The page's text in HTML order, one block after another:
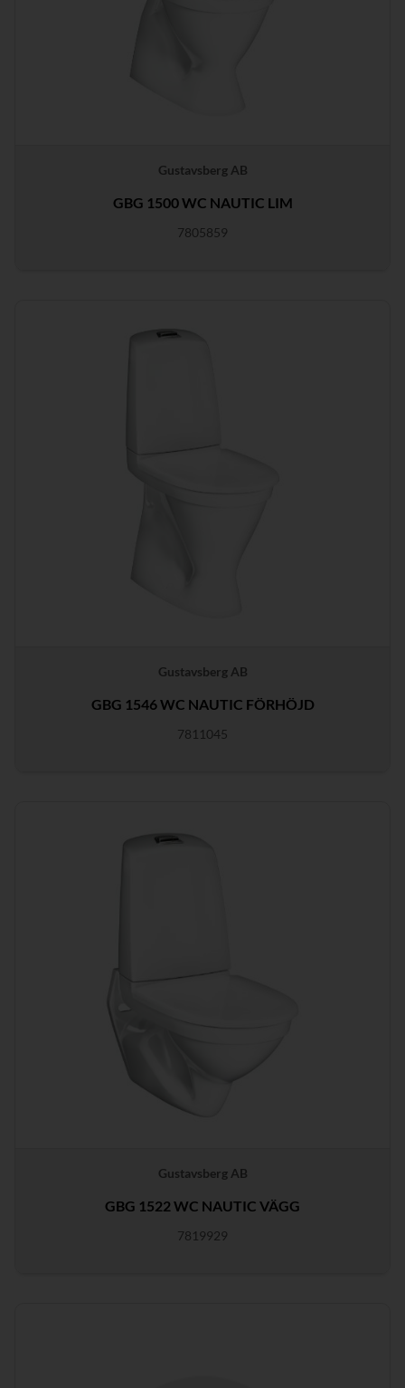
Gustavsberg AB
GBG 1500 WC NAUTIC LIM
7805859
Gustavsberg AB
GBG 1546 WC NAUTIC FÖRHÖJD
7811045
Gustavsberg AB
GBG 1522 WC NAUTIC VÄGG
7819929